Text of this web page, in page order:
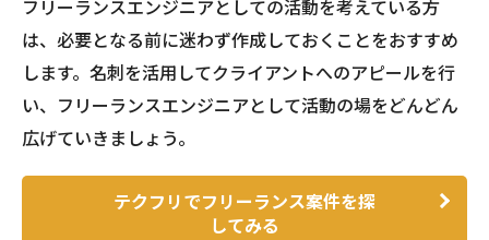
フリーランスエンジニアとしての活動を考えている方
は、必要となる前に迷わず作成しておくことをおすすめ
します。名刺を活用してクライアントへのアピールを行
い、フリーランスエンジニアとして活動の場をどんどん
広げていきましょう。
テクフリでフリーランス案件を探
してみる